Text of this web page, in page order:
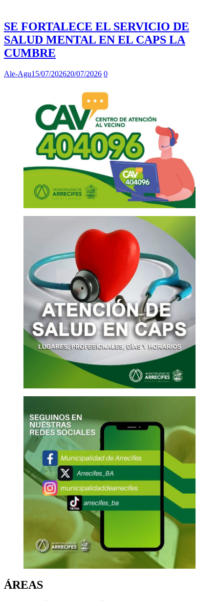
SE FORTALECE EL SERVICIO DE
SALUD MENTAL EN EL CAPS LA
CUMBRE
Ale-Agu15/07/202620/07/2026 0
ÁREAS